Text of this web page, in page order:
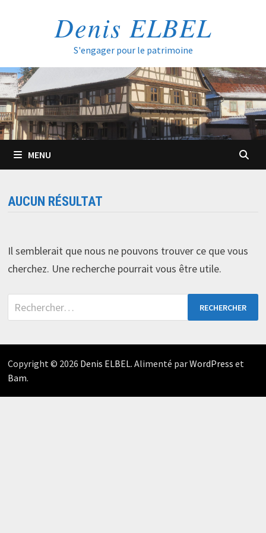
Denis ELBEL
S'engager pour le patrimoine
MENU
AUCUN RÉSULTAT
Il semblerait que nous ne pouvons trouver ce que vous
cherchez. Une recherche pourrait vous être utile.
Rechercher :
Copyright © 2026 Denis ELBEL. Alimenté parWordPress et
Bam.